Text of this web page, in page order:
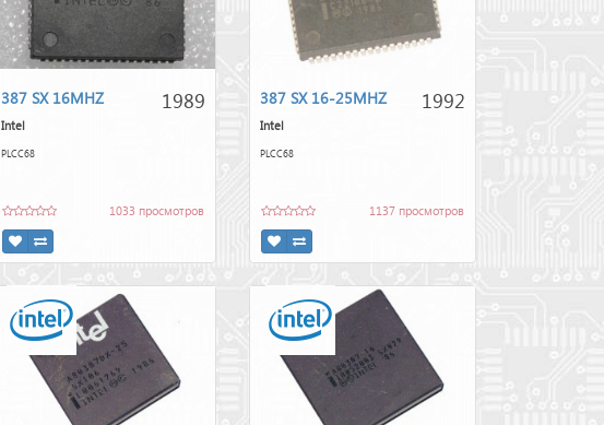
1989
387 SX 16MHZ
Intel
PLCC68
1033 просмотров
1992
387 SX 16-25MHZ
Intel
PLCC68
1137 просмотров